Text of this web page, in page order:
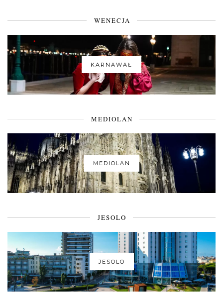
WENECJA
KARNAWAŁ
MEDIOLAN
MEDIOLAN
JESOLO
JESOLO